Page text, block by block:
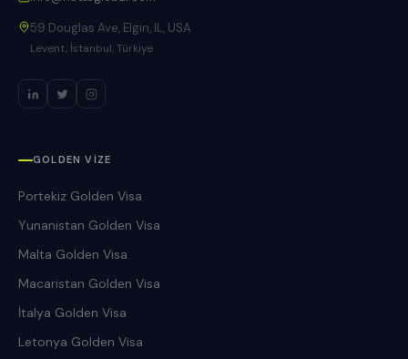
59 Douglas Ave, Elgin, IL, USA
Levent, İstanbul, Türkiye
GOLDEN VIZE
Portekiz Golden Visa
Yunanistan Golden Visa
Malta Golden Visa
Macaristan Golden Visa
İtalya Golden Visa
Letonya Golden Visa